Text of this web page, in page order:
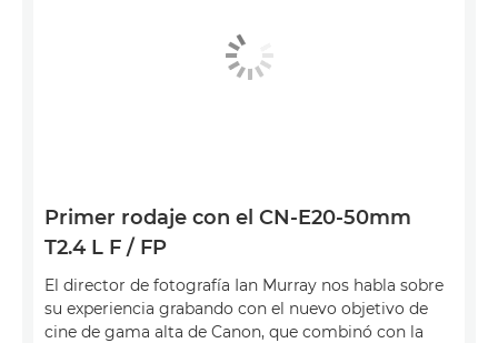
Primer rodaje con el CN-E20-50mm
T2.4 L F / FP
El director de fotografía Ian Murray nos habla sobre
su experiencia grabando con el nuevo objetivo de
cine de gama alta de Canon, que combinó con la